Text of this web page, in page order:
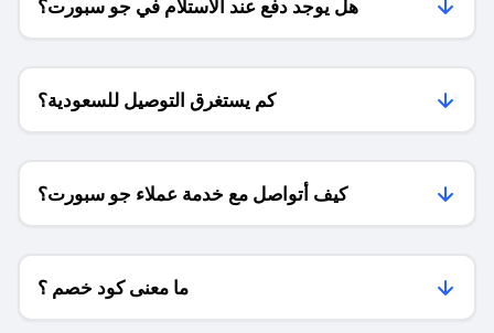
هل يوجد دفع عند الاستلام في جو سبورت؟
كم يستغرق التوصيل للسعودية؟
كيف أتواصل مع خدمة عملاء جو سبورت؟
ما معنى كود خصم ؟